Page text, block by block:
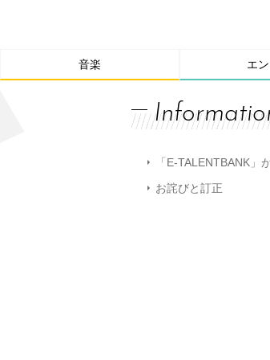
音楽 エ
「E-TALENTBANK」
お詫びと訂正